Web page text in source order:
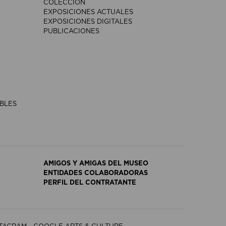
COLECCIÓN
EXPOSICIONES ACTUALES
EXPOSICIONES DIGITALES
PUBLICACIONES
AMIGOS Y AMIGAS DEL MUSEO
ENTIDADES COLABORADORAS
PERFIL DEL CONTRATANTE